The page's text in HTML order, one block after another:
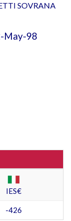
SOVRANA
May-98
IES€
-426